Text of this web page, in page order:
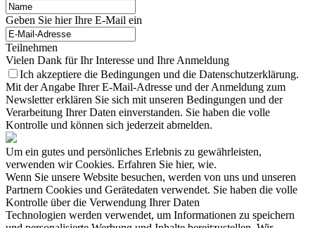
Geben Sie hier Ihre E-Mail ein
Teilnehmen
Vielen Dank für Ihr Interesse und Ihre Anmeldung
Ich akzeptiere die Bedingungen und die Datenschutzerklärung.
Mit der Angabe Ihrer E-Mail-Adresse und der Anmeldung zum
Newsletter erklären Sie sich mit unseren Bedingungen und der
Verarbeitung Ihrer Daten einverstanden. Sie haben die volle
Kontrolle und können sich jederzeit abmelden.
Um ein gutes und persönliches Erlebnis zu gewährleisten,
verwenden wir Cookies. Erfahren Sie hier, wie.
Wenn Sie unsere Website besuchen, werden von uns und unseren
Partnern Cookies und Gerätedaten verwendet. Sie haben die volle
Kontrolle über die Verwendung Ihrer Daten
Technologien werden verwendet, um Informationen zu speichern